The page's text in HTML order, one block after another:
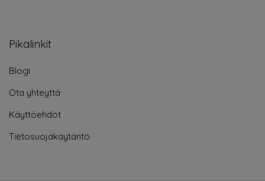
Pikalinkit
Blogi
Ota yhteyttä
Käyttöehdot
Tietosuojakäytäntö